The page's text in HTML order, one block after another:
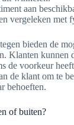
aan
vergeleken met
bieden de
Klanten kunnen
de voorkeur
de klant om te
behoeften.
of buiten?